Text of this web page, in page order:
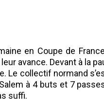
en Coupe de
avance. Devant à la
Le collectif normand
à 4 buts et 7
suffi.